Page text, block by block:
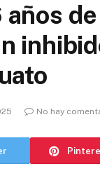
años
No hay